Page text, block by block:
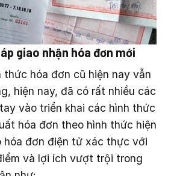
giao nhận hóa đơn mới
thức hóa đơn cũ hiện nay vẫn
hiện nay, đã có rất nhiều các
vào triển khai các hình thức
hóa đơn theo hình thức hiện
hóa đơn điện tử xác thực với
và lợi ích vượt trội trong